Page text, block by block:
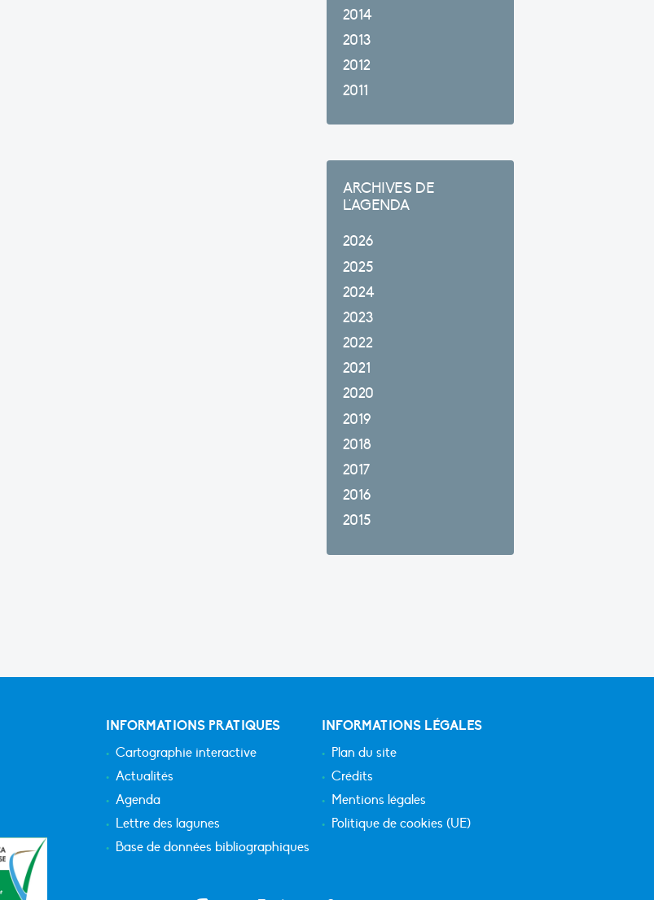
2014
2013
2012
2011
ARCHIVES DE
L'AGENDA
2026
2025
2024
2023
2022
2021
2020
2019
2018
2017
2016
2015
INFORMATIONS PRATIQUES
Cartographie interactive
Actualités
Agenda
Lettre des lagunes
Base de données bibliographiques
INFORMATIONS LÉGALES
Plan du site
Crédits
Mentions légales
Politique de cookies (UE)